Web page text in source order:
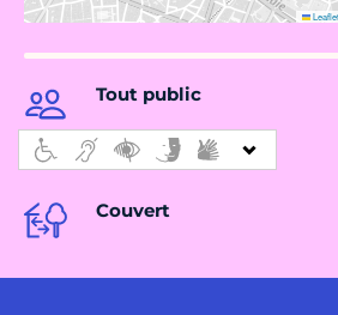
Leaflet
Tout public
Couvert